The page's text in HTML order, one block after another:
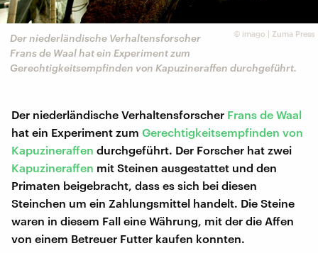
© imago | Zuma Press
Der niederländische Verhaltensforscher
Frans de Waal hat ein Experiment zum
Gerechtigkeitsempfinden von Kapuzineraffen durchgeführt.
Der niederländische Verhaltensforscher Frans de Waal
hat ein Experiment zum Gerechtigkeitsempfinden von
Kapuzineraffen durchgeführt. Der Forscher hat zwei
Kapuzineraffen mit Steinen ausgestattet und den
Primaten beigebracht, dass es sich bei diesen
Steinchen um ein Zahlungsmittel handelt. Die Steine
waren in diesem Fall eine Währung, mit der die Affen
von einem Betreuer Futter kaufen konnten.